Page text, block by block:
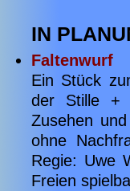
IN
Faltenwurf
Ein Stück
der Stille +
Zusehen
ohne
Regie: Uwe
Freien